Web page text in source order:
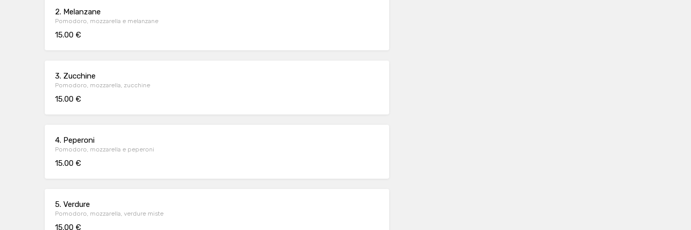
2. Melanzane
Pomodoro, mozzarella e melanzane
15.00 €
3. Zucchine
Pomodoro, mozzarella, zucchine
15.00 €
4. Peperoni
Pomodoro, mozzarella e peperoni
15.00 €
5. Verdure
Pomodoro, mozzarella, verdure miste
15.00 €